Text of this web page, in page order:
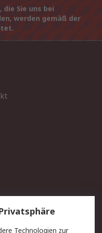
die Sie uns bei
werden gemäß der
Lieferlösungen
Technologien zur